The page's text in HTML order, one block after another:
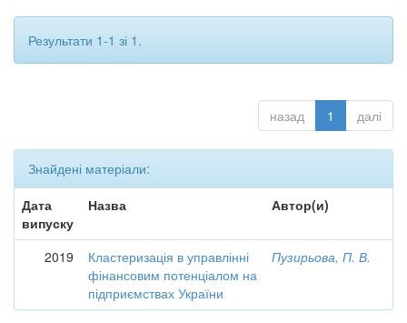
Результати 1-1 зі 1.
назад 1 далі
Знайдені матеріали:
Дата
випуску
Назва Автор(и)
2019
Кластеризація в управлінні
фінансовим потенціалом на
підприємствах України
Пузирьова, П. В.